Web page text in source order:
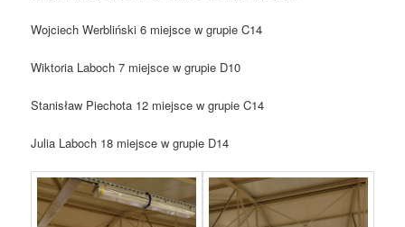
Wojciech Werbliński 6 miejsce w grupie C14
Wiktoria Laboch 7 miejsce w grupie D10
Stanisław Piechota 12 miejsce w grupie C14
Julia Laboch 18 miejsce w grupie D14